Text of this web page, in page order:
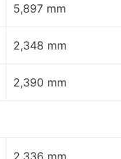
5,897 mm
2,348 mm
2,390 mm
2,336 mm